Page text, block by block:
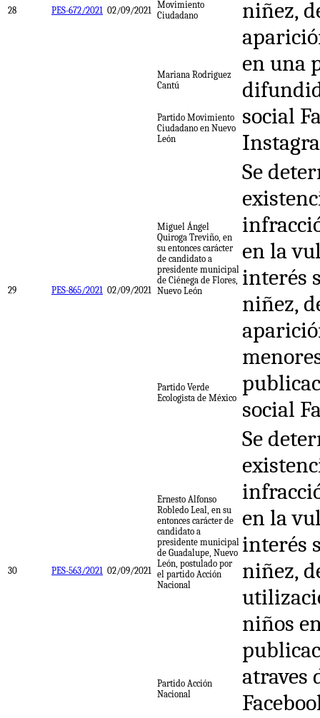
28 PES-672/2021 02/09/2021
Movimiento
Ciudadano
niñez,
en una
social
Mariana Rodriguez
Cantú
Partido Movimiento
Ciudadano en Nuevo
León
29 PES-865/2021 02/09/2021
Miguel Ángel
Quiroga Treviño, en
su entonces carácter
de candidato a
presidente municipal
de Ciénega de Flores,
Nuevo León
Se
en la
interés
niñez,
social
Partido Verde
Ecologista de México
30 PES-563/2021 02/09/2021
Ernesto Alfonso
Robledo Leal, en su
entonces carácter de
candidato a
presidente municipal
de Guadalupe, Nuevo
León, postulado por
el partido Acción
Nacional
Se
en la
interés
niñez,
niños
atraves
Partido Acción
Nacional